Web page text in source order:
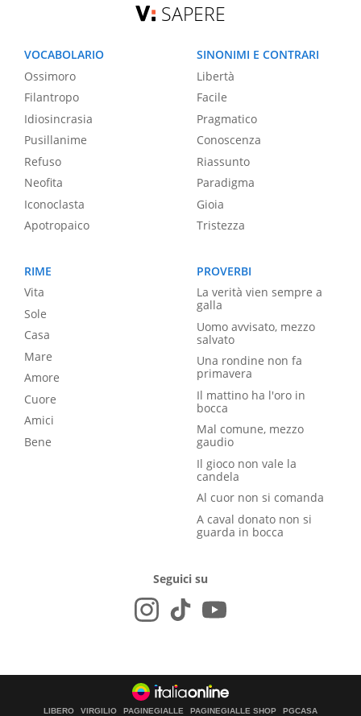
SAPERE
VOCABOLARIO
Ossimoro
Filantropo
Idiosincrasia
Pusillanime
Refuso
Neofita
Iconoclasta
Apotropaico
SINONIMI E CONTRARI
Libertà
Facile
Pragmatico
Conoscenza
Riassunto
Paradigma
Gioia
Tristezza
RIME
Vita
Sole
Casa
Mare
Amore
Cuore
Amici
Bene
PROVERBI
La verità vien sempre a
galla
Uomo avvisato, mezzo
salvato
Una rondine non fa
primavera
Il mattino ha l'oro in
bocca
Mal comune, mezzo
gaudio
Il gioco non vale la
candela
Al cuor non si comanda
A caval donato non si
guarda in bocca
Seguici su
LIBERO VIRGILIO PAGINEGIALLE PAGINEGIALLE SHOP PGCASA